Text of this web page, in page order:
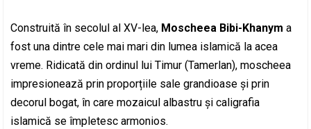
Construită în secolul al XV-lea, Moscheea Bibi-Khanym a
fost una dintre cele mai mari din lumea islamică la acea
vreme. Ridicată din ordinul lui Timur (Tamerlan), moscheea
impresionează prin proporțiile sale grandioase și prin
decorul bogat, în care mozaicul albastru și caligrafia
islamică se împletesc armonios.